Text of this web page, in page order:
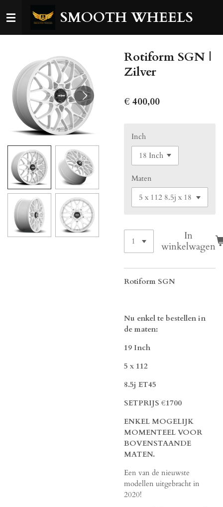
direct
SMOOTH WHEELS
Rotiform SGN |
Zilver
€ 400,00
Inch
Maten
In
winkelwagen
Rotiform SGN
Nu enkel te bestellen in
de maten:
19 Inch
5 x 112
8.5j ET45
SETPRIJS €1700
ENKEL MOGELIJK
MOMENTEEL VOOR
BOVENSTAANDE
MATEN.
Een van de nieuwste
modellen uitgebracht in
2020!